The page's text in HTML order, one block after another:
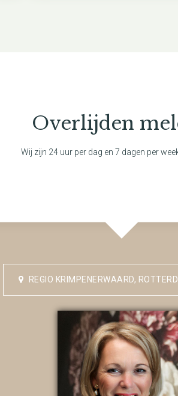
Overlijden
Wij zijn 24 uur per dag en 7 dagen per
REGIO KRIMPENERWAARD,